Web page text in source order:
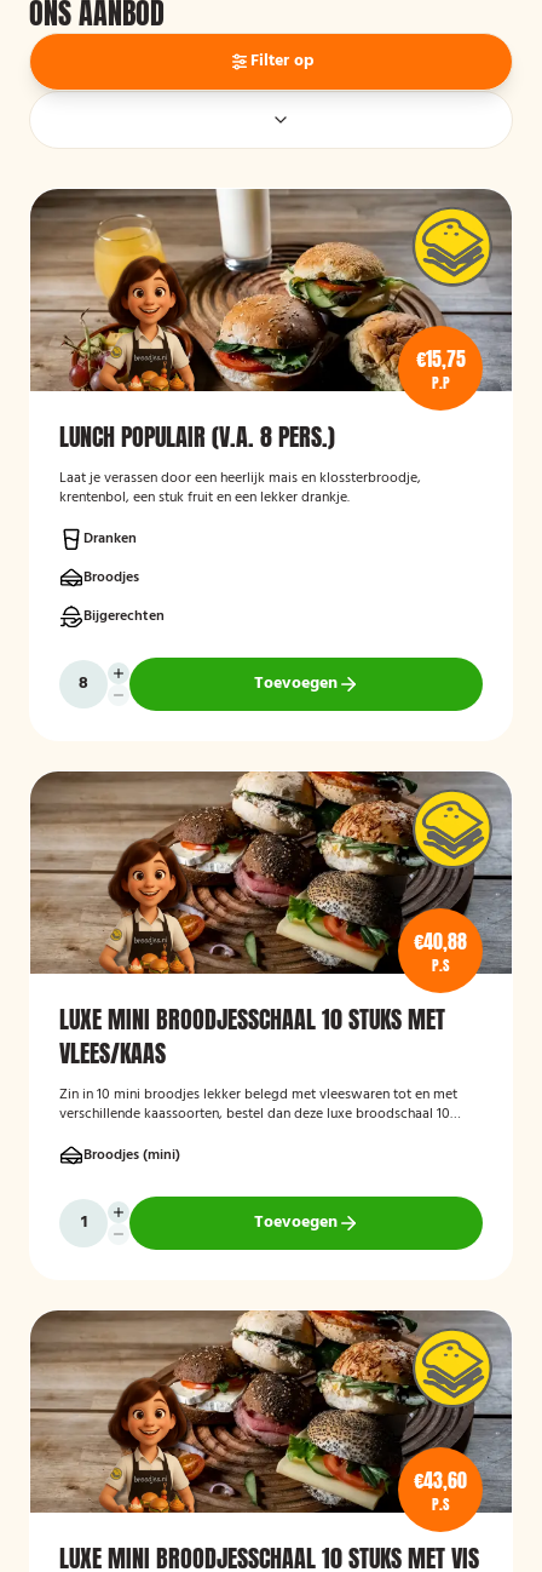
ONS AANBOD
Filter op
€15,75
P.P
LUNCH POPULAIR (V.A. 8 PERS.)
Laat je verassen door een heerlijk mais en klossterbroodje,
krentenbol, een stuk fruit en een lekker drankje.
Dranken
Broodjes
Bijgerechten
Toevoegen
€40,88
P.S
LUXE MINI BROODJESSCHAAL 10 STUKS MET
VLEES/KAAS
Zin in 10 mini broodjes lekker belegd met vleeswaren tot en met
verschillende kaassoorten, bestel dan deze luxe broodschaal 10
Broodjes (mini)
Toevoegen
€43,60
P.S
LUXE MINI BROODJESSCHAAL 10 STUKS MET VIS